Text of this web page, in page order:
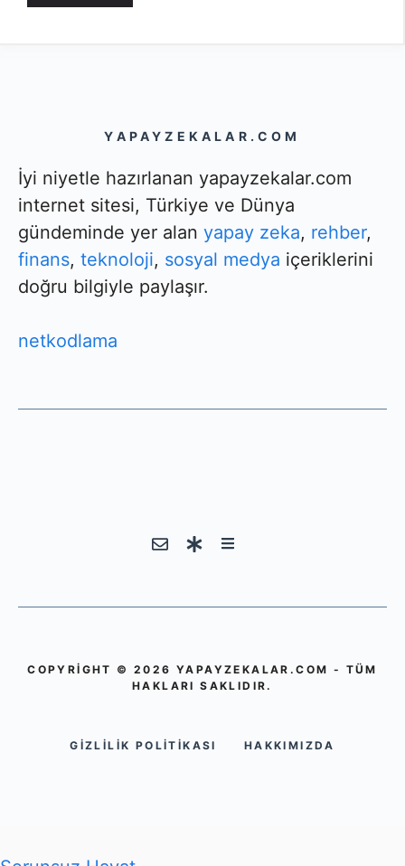
YAPAYZEKALAR.COM
İyi niyetle hazırlanan yapayzekalar.com
internet sitesi, Türkiye ve Dünya
gündeminde yer alan yapay zeka, rehber,
finans, teknoloji, sosyal medya içeriklerini
doğru bilgiyle paylaşır.
netkodlama
COPYRIGHT © 2026 YAPAYZEKALAR.COM - TÜM
HAKLARI SAKLIDIR.
GIZLILIK POLITIKASI HAKKIMIZDA